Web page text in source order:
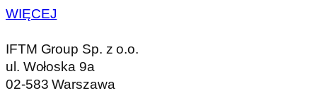
WIĘCEJ
IFTM Group Sp. z o.o.
ul. Wołoska 9a
02-583 Warszawa